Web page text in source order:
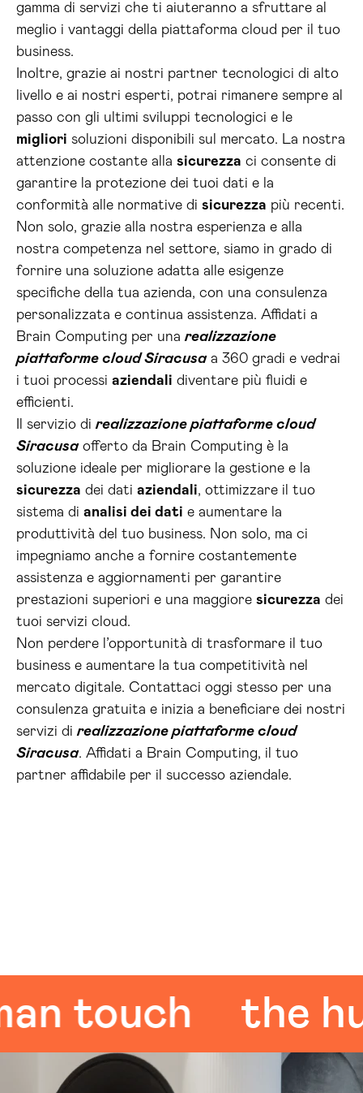
gamma di servizi che ti aiuteranno a sfruttare al
meglio i vantaggi della piattaforma cloud per il tuo
business.
Inoltre, grazie ai nostri partner tecnologici di alto
livello e ai nostri esperti, potrai rimanere sempre al
passo con gli ultimi sviluppi tecnologici e le
migliori soluzioni disponibili sul mercato. La nostra
attenzione costante alla sicurezza ci consente di
garantire la protezione dei tuoi dati e la
conformità alle normative di sicurezza più recenti.
Non solo, grazie alla nostra esperienza e alla
nostra competenza nel settore, siamo in grado di
fornire una soluzione adatta alle esigenze
specifiche della tua azienda, con una consulenza
personalizzata e continua assistenza. Affidati a
Brain Computing per unarealizzazione
piattaforme cloud Siracusaa 360 gradi e vedrai
i tuoi processi aziendali diventare più fluidi e
efficienti.
Il servizio direalizzazione piattaforme cloud
Siracusaofferto da Brain Computing è la
soluzione ideale per migliorare la gestione e la
sicurezza dei dati aziendali, ottimizzare il tuo
sistema di analisi dei dati e aumentare la
produttività del tuo business. Non solo, ma ci
impegniamo anche a fornire costantemente
assistenza e aggiornamenti per garantire
prestazioni superiori e una maggiore sicurezza dei
tuoi servizi cloud.
Non perdere l’opportunità di trasformare il tuo
business e aumentare la tua competitività nel
mercato digitale. Contattaci oggi stesso per una
consulenza gratuita e inizia a beneficiare dei nostri
servizi direalizzazione piattaforme cloud
Siracusa. Affidati a Brain Computing, il tuo
partner affidabile per il successo aziendale.
the